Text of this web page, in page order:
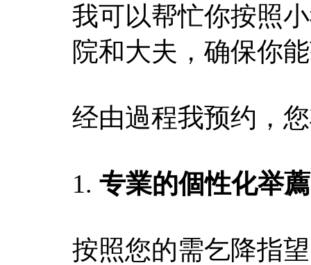
我可以帮忙你按照
院和大夫，确保你
经由過程我预约，
1. 专業的個性化举薦
按照您的需乞降指